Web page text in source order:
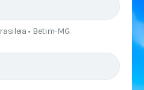
• Betim-MG